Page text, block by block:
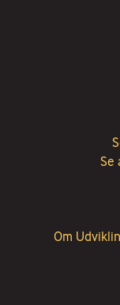
Se
Om